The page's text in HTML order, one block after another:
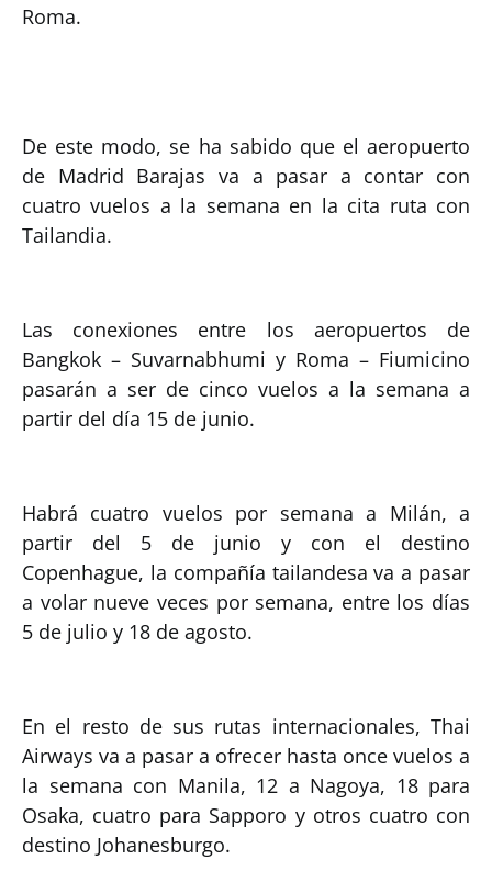
Roma.
De este modo, se ha sabido que el aeropuerto
de Madrid Barajas va a pasar a contar con
cuatro vuelos a la semana en la cita ruta con
Tailandia.
Las conexiones entre los aeropuertos de
Bangkok – Suvarnabhumi y Roma – Fiumicino
pasarán a ser de cinco vuelos a la semana a
partir del día 15 de junio.
Habrá cuatro vuelos por semana a Milán, a
partir del 5 de junio y con el destino
Copenhague, la compañía tailandesa va a pasar
a volar nueve veces por semana, entre los días
5 de julio y 18 de agosto.
En el resto de sus rutas internacionales, Thai
Airways va a pasar a ofrecer hasta once vuelos a
la semana con Manila, 12 a Nagoya, 18 para
Osaka, cuatro para Sapporo y otros cuatro con
destino Johanesburgo.